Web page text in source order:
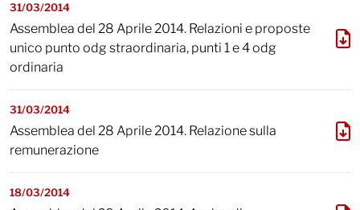
31/03/2014
Assemblea del 28 Aprile 2014. Relazioni e proposte
unico punto odg straordinaria, punti 1 e 4 odg
ordinaria
31/03/2014
Assemblea del 28 Aprile 2014. Relazione sulla
remunerazione
18/03/2014